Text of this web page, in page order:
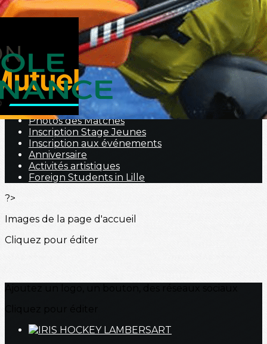
Menu
>
Nous contacter
Portraits
Hockey Fauteuil
Nos prestations
Galerie Photos
Photos des Matches
Inscription Stage Jeunes
Inscription aux événements
Anniversaire
Activités artistiques
Foreign Students in Lille
?>
Images de la page d'accueil
Cliquez pour éditer